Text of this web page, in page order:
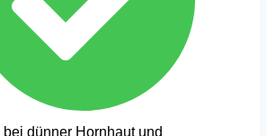
bei dünner Hornhaut und